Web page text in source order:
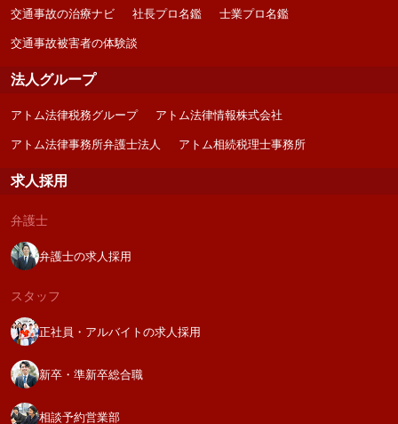
交通事故の治療ナビ 社長プロ名鑑 士業プロ名鑑
交通事故被害者の体験談
法人グループ
アトム法律税務グループ アトム法律情報株式会社
アトム法律事務所弁護士法人 アトム相続税理士事務所
求人採用
弁護士
弁護士の求人採用
スタッフ
正社員・アルバイトの求人採用
新卒・準新卒総合職
相談予約営業部